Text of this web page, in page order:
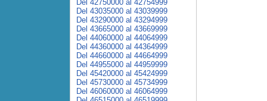
Del 42750000 al 42754999
Del 43035000 al 43039999
Del 43290000 al 43294999
Del 43665000 al 43669999
Del 44060000 al 44064999
Del 44360000 al 44364999
Del 44660000 al 44664999
Del 44955000 al 44959999
Del 45420000 al 45424999
Del 45730000 al 45734999
Del 46060000 al 46064999